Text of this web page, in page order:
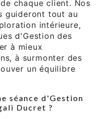
chaque client. Nos
guideront tout au
intérieure,
d'Gestion des
à mieux
à surmonter des
un équilibre
séance d'Gestion
Ducret ?